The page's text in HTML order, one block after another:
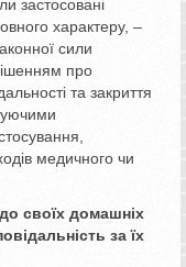
застосовані
характеру, –
сили
про
та закриття
медичного чи
своїх домашніх
за їх